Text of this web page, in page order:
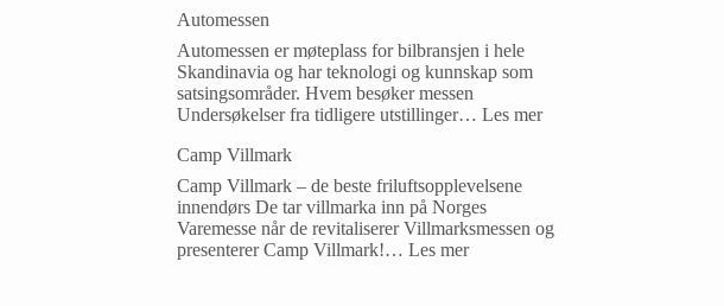
Automessen
Automessen er møteplass for bilbransjen i hele
Skandinavia og har teknologi og kunnskap som
satsingsområder. Hvem besøker messen
Undersøkelser fra tidligere utstillinger…Les mer
Camp Villmark
Camp Villmark – de beste friluftsopplevelsene
innendørs De tar villmarka inn på Norges
Varemesse når de revitaliserer Villmarksmessen og
presenterer Camp Villmark!…Les mer